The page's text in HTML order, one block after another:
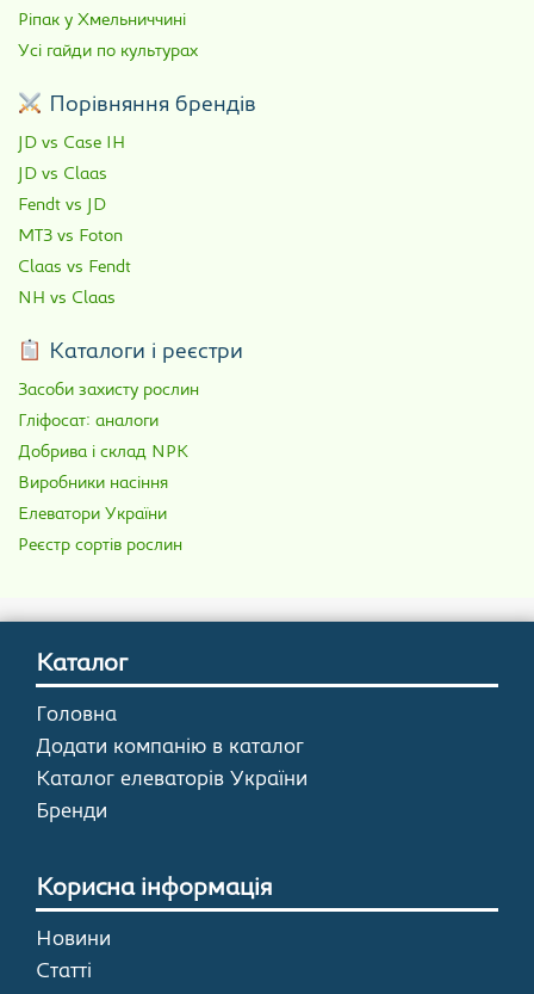
Ріпак у Хмельниччині
Усі гайди по культурах
Порівняння брендів
JD vs Case IH
JD vs Claas
Fendt vs JD
МТЗ vs Foton
Claas vs Fendt
NH vs Claas
Каталоги і реєстри
Засоби захисту рослин
Гліфосат: аналоги
Добрива і склад NPK
Виробники насіння
Елеватори України
Реєстр сортів рослин
Каталог
Головна
Додати компанію в каталог
Каталог елеваторів України
Бренди
Корисна інформація
Новини
Статті